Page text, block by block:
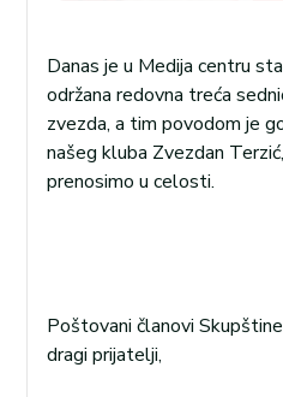
Danas je u Medija centru
održana redovna treća
zvezda, a tim povodom je
našeg kluba Zvezdan
prenosimo u celosti.
Poštovani članovi
dragi prijatelji,